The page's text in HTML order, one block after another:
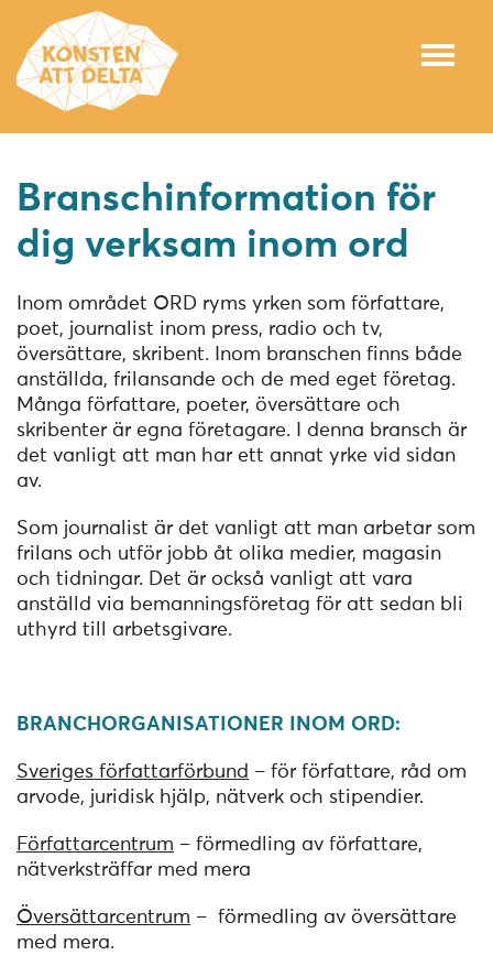
Branschinformation för
dig verksam inom ord
Inom området ORD ryms yrken som författare,
poet, journalist inom press, radio och tv,
översättare, skribent. Inom branschen finns både
anställda, frilansande och de med eget företag.
Många författare, poeter, översättare och
skribenter är egna företagare. I denna bransch är
det vanligt att man har ett annat yrke vid sidan
av.
Som journalist är det vanligt att man arbetar som
frilans och utför jobb åt olika medier, magasin
och tidningar. Det är också vanligt att vara
anställd via bemanningsföretag för att sedan bli
uthyrd till arbetsgivare.
BRANCHORGANISATIONER INOM ORD:
Sveriges författarförbund – för författare, råd om
arvode, juridisk hjälp, nätverk och stipendier.
Författarcentrum – förmedling av författare,
nätverksträffar med mera
Översättarcentrum – förmedling av översättare
med mera.